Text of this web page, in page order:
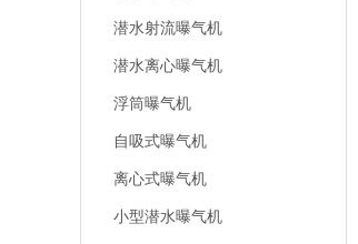
潜水射流曝气机
潜水离心曝气机
浮筒曝气机
自吸式曝气机
离心式曝气机
小型潜水曝气机